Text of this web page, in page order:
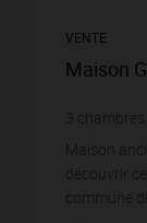
VENTE
Maison
3 chambres
Maison
découvrir
commune